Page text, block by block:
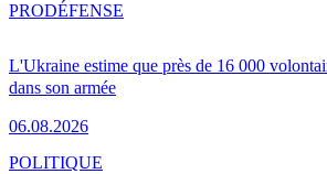
L'Ukraine estime que près de 16 000
dans son armée
06.08.2026
PRODÉFENSE
POLITIQUE